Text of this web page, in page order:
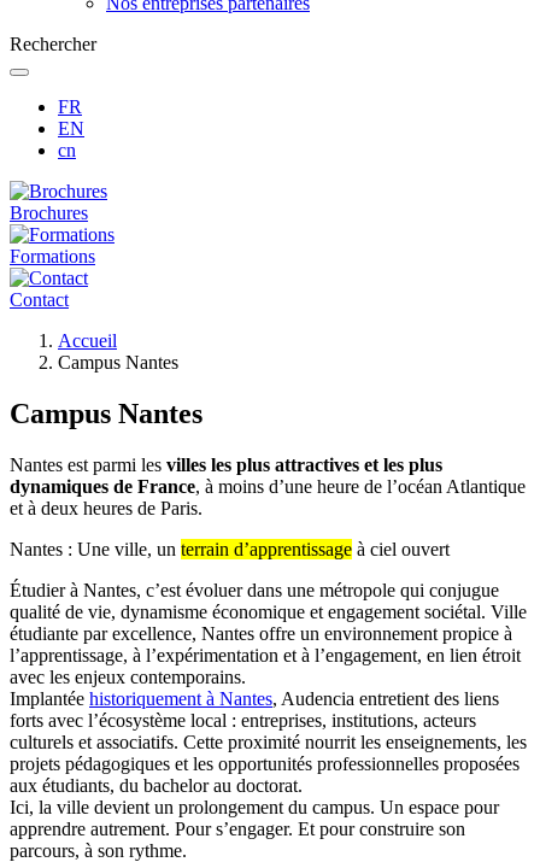
Rechercher
FR
EN
cn
Brochures
Formations
Contact
d'Ariane
Accueil
Campus Nantes
Campus Nantes
Nantes est parmi les villes les plus attractives et les plus
dynamiques de France, à moins d’une heure de l’océan Atlantique
et à deux heures de Paris.
Nantes : Une ville, un terrain d’apprentissage à ciel ouvert
Étudier à Nantes, c’est évoluer dans une métropole qui conjugue
qualité de vie, dynamisme économique et engagement sociétal. Ville
étudiante par excellence, Nantes offre un environnement propice à
l’apprentissage, à l’expérimentation et à l’engagement, en lien étroit
avec les enjeux contemporains.
Implantée historiquement à Nantes, Audencia entretient des liens
forts avec l’écosystème local : entreprises, institutions, acteurs
culturels et associatifs. Cette proximité nourrit les enseignements, les
projets pédagogiques et les opportunités professionnelles proposées
aux étudiants, du bachelor au doctorat.
Ici, la ville devient un prolongement du campus. Un espace pour
apprendre autrement. Pour s’engager. Et pour construire son
parcours, à son rythme.